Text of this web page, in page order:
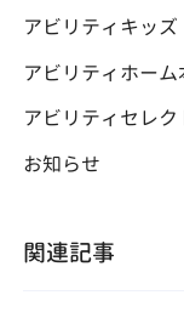
アビリティキッ
アビリティホーム
アビリティセレ
お知らせ
関連記事